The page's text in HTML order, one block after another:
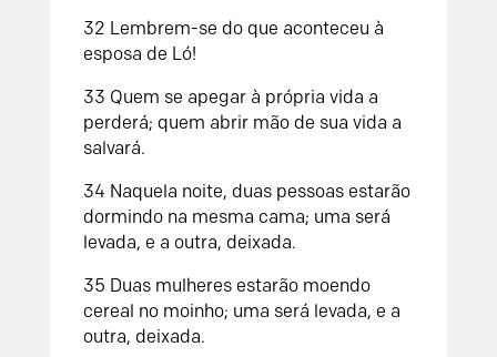
32 Lembrem-se do que aconteceu à
esposa de Ló!
33 Quem se apegar à própria vida a
perderá; quem abrir mão de sua vida a
salvará.
34 Naquela noite, duas pessoas estarão
dormindo na mesma cama; uma será
levada, e a outra, deixada.
35 Duas mulheres estarão moendo
cereal no moinho; uma será levada, e a
outra, deixada.